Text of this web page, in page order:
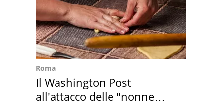
Roma
Il Washington Post
all'attacco delle "nonne